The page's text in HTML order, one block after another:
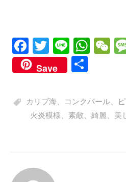
Fa
ce
bo
ok
T
wi
tte
r
Li
ne
W
ha
A
pp
W
e
ha
t
Save
カリブ海、 コンクパール、
火炎模様
素敵 綺麗 美